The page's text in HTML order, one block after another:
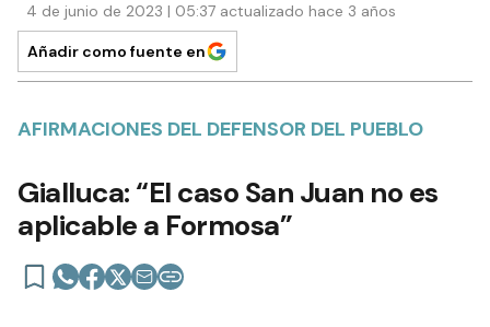
4 de junio de 2023 | 05:37 actualizado hace 3 años
Añadir como fuente en
AFIRMACIONES DEL DEFENSOR DEL PUEBLO
Gialluca: “El caso San Juan no es
aplicable a Formosa”